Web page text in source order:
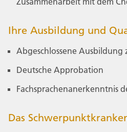
Ihre Ausbildung und
Abgeschlossene
Deutsche Approbation
Fachsprachenanerkenntnis
Das